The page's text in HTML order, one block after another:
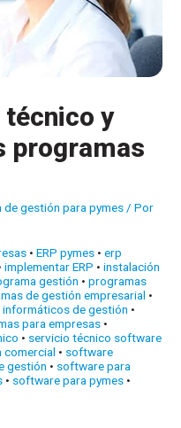
técnico y
programas
de gestión para pymes / Por
•ERP pymes •erp
implementar ERP •instalación
gestión •programas
de gestión empresarial •
de gestión •
para empresas •
• servicio técnico software
comercial • software
gestión • software para
• software para pymes •